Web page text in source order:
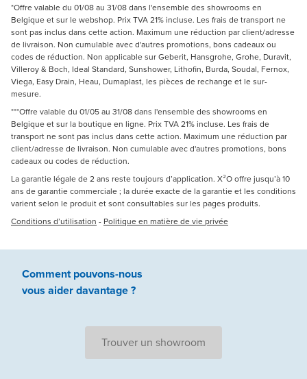
*Offre valable du 01/08 au 31/08 dans l'ensemble des showrooms en
Belgique et sur le webshop. Prix TVA 21% incluse. Les frais de transport ne
sont pas inclus dans cette action. Maximum une réduction par client/adresse
de livraison. Non cumulable avec d'autres promotions, bons cadeaux ou
codes de réduction. Non applicable sur Geberit, Hansgrohe, Grohe, Duravit,
Villeroy & Boch, Ideal Standard, Sunshower, Lithofin, Burda, Soudal, Fernox,
Viega, Easy Drain, Heau, Dumaplast, les pièces de rechange et le sur-
mesure.
***Offre valable du 01/05 au 31/08 dans l'ensemble des showrooms en
Belgique et sur la boutique en ligne. Prix TVA 21% incluse. Les frais de
transport ne sont pas inclus dans cette action. Maximum une réduction par
client/adresse de livraison. Non cumulable avec d'autres promotions, bons
cadeaux ou codes de réduction.
La garantie légale de 2 ans reste toujours d’application. X²O offre jusqu’à 10
ans de garantie commerciale ; la durée exacte de la garantie et les conditions
varient selon le produit et sont consultables sur les pages produits.
Conditions d’utilisation - Politique en matière de vie privée
Comment pouvons-nous
vous aiderdavantage ?
Trouver un showroom